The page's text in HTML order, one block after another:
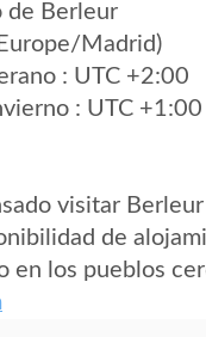
de Berleur
Madrid)
: UTC +2:00
: UTC +1:00
visitar
de
en los pueblos